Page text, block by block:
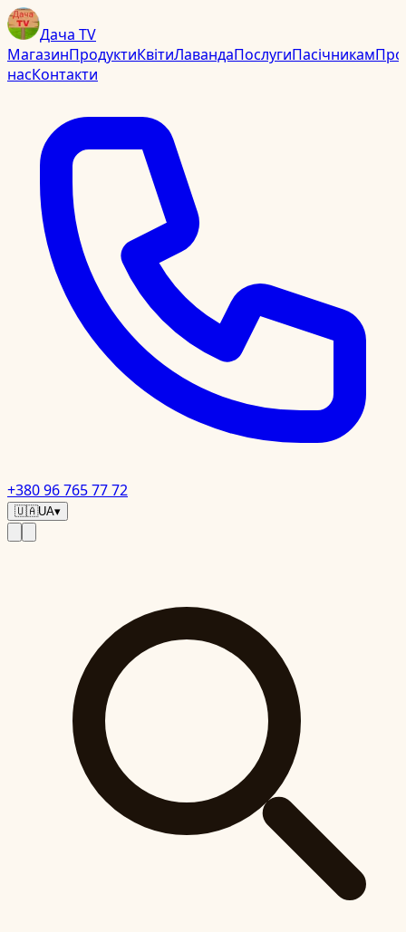
Дача TV
МагазинПродуктиКвітиЛавандаПослугиПасічникамПро
насКонтакти
+380 96 765 77 72
🇺🇦UA▾